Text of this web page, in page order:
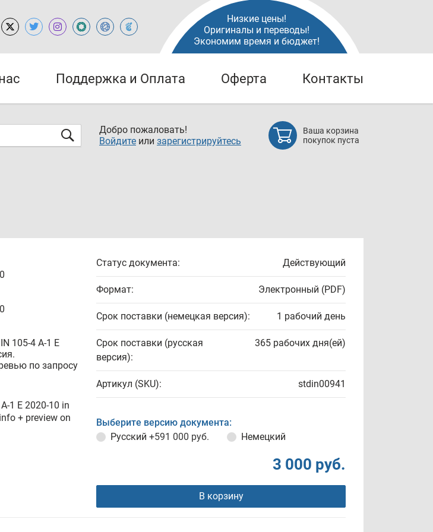
Низкие цены!
Оригиналы и переводы!
Экономим время и бюджет!
Поддержка и Оплата Оферта Контакты
Добро пожаловать!
Войдите или зарегистрируйтесь
Ваша корзина
покупок пуста
105-4 A-1 E
по запросу
1 E 2020-10 in
+ preview on
Статус документа: Действующий
Формат: Электронный (PDF)
Срок поставки (немецкая версия): 1 рабочий день
Срок поставки (русская
версия):
365 рабочих дня(ей)
Артикул (SKU): stdin00941
Выберите версию документа:
Русский +591 000 руб. Немецкий
3 000 руб.
В корзину